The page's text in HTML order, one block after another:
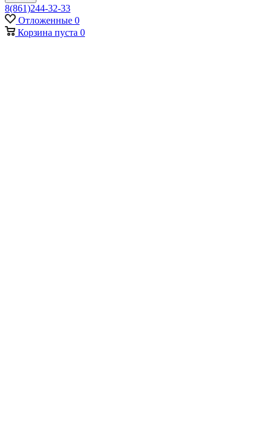
8(861)244-32-33
Отложенные 0
Корзина пуста 0